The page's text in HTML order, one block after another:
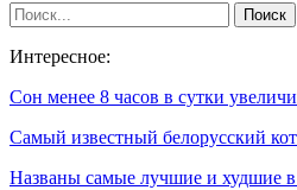
Интересное:
Сон менее 8 часов в сутки
Самый известный белорусский
Названы самые лучшие и худшие